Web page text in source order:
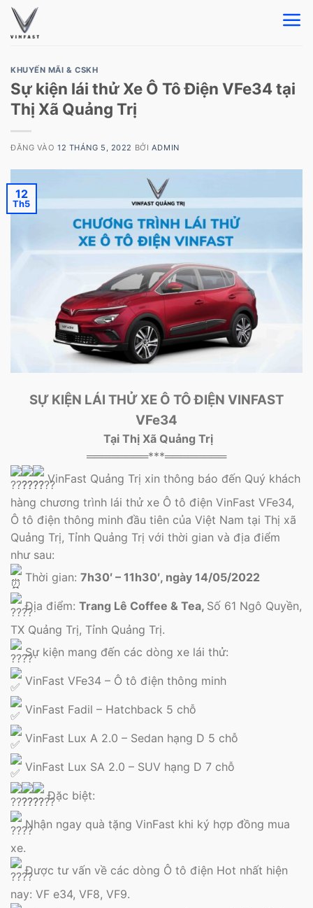
Bỏ
qua
nội
KHUYẾN MÃI & CSKH
Sự kiện lái thử Xe Ô Tô Điện VFe34 tại
Thị Xã Quảng Trị
ĐĂNG VÀO12 THÁNG 5, 2022 BỞI ADMIN
12
Th5
SỰ KIỆN LÁI THỬ XE Ô TÔ ĐIỆN VINFAST
VFe34
Tại Thị Xã Quảng Trị
════════***════════
VinFast Quảng Trị xin thông báo đến Quý khách
hàng chương trình lái thử xe Ô tô điện VinFast VFe34,
Ô tô điện thông minh đầu tiên của Việt Nam tại Thị xã
Quảng Trị, Tỉnh Quảng Trị với thời gian và địa điểm
như sau:
Thời gian: 7h30′ – 11h30′, ngày 14/05/2022
Địa điểm: Trang Lê Coffee & Tea, Số 61 Ngô Quyền,
TX Quảng Trị, Tỉnh Quảng Trị.
Sự kiện mang đến các dòng xe lái thử:
VinFast VFe34 – Ô tô điện thông minh
VinFast Fadil – Hatchback 5 chỗ
VinFast Lux A 2.0 – Sedan hạng D 5 chỗ
VinFast Lux SA 2.0 – SUV hạng D 7 chỗ
Đặc biệt:
Nhận ngay quà tặng VinFast khi ký hợp đồng mua
xe.
Được tư vấn về các dòng Ô tô điện Hot nhất hiện
nay: VF e34, VF8, VF9.